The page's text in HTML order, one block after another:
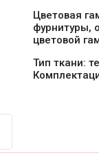
Цветовая
фурнитуры,
цветовой
Тип ткани: